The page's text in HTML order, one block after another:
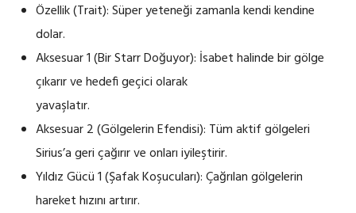
Özellik (Trait): Süper yeteneği zamanla kendi kendine
dolar.
Aksesuar 1 (Bir Starr Doğuyor): İsabet halinde bir gölge
çıkarır ve hedefi geçici olarak
yavaşlatır.
Aksesuar 2 (Gölgelerin Efendisi): Tüm aktif gölgeleri
Sirius’a geri çağırır ve onları iyileştirir.
Yıldız Gücü 1 (Şafak Koşucuları): Çağrılan gölgelerin
hareket hızını artırır.